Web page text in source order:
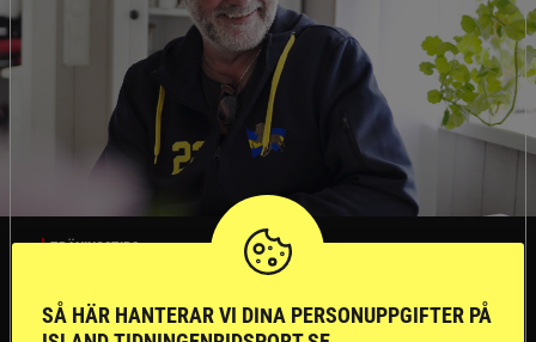
TRÄNINGSTIPS
SÅ HÄR HANTERAR VI DINA PERSONUPPGIFTER PÅ